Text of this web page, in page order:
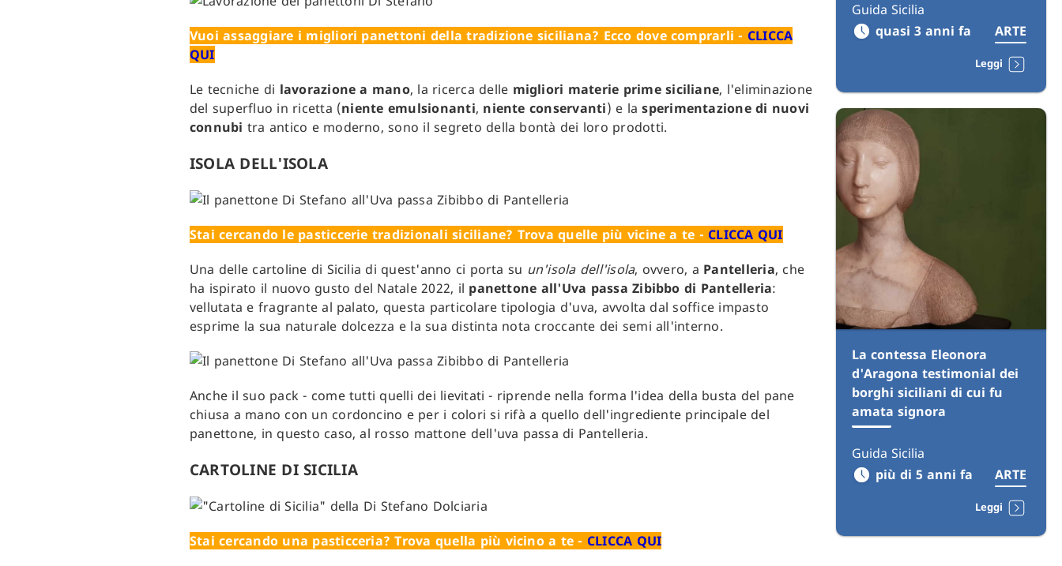
Guida Sicilia
quasi 3 anni fa
ARTE
Leggi
La contessa Eleonora
d'Aragona testimonial dei
borghi siciliani di cui fu
amata signora
Guida Sicilia
più di 5 anni fa
ARTE
Leggi
Vuoi assaggiare i migliori panettoni della tradizione siciliana? Ecco dove comprarli - CLICCA
QUI
Le tecniche di lavorazione a mano, la ricerca delle migliori materie prime siciliane, l'eliminazione
del superfluo in ricetta (niente emulsionanti, niente conservanti) e lasperimentazione di nuovi
connubi tra antico e moderno, sono il segreto della bontà dei loro prodotti.
ISOLA DELL'ISOLA
Stai cercando le pasticcerie tradizionali siciliane? Trova quelle più vicine a te - CLICCA QUI
Una delle cartoline di Sicilia di quest'anno ci porta su un'isola dell'isola, ovvero, a Pantelleria, che
ha ispirato il nuovo gusto del Natale 2022, il panettone all'Uva passa Zibibbo di Pantelleria:
vellutata e fragrante al palato, questa particolare tipologia d'uva, avvolta dal soffice impasto
esprime la sua naturale dolcezza e la sua distinta nota croccante dei semi all'interno.
Anche il suo pack - come tutti quelli dei lievitati - riprende nella forma l'idea della busta del pane
chiusa a mano con un cordoncino e per i colori si rifà a quello dell'ingrediente principale del
panettone, in questo caso, al rosso mattone dell'uva passa di Pantelleria.
CARTOLINE DI SICILIA
Stai cercando una pasticceria? Trova quella più vicino a te - CLICCA QUI